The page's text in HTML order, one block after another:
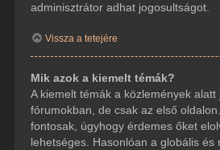
adminisztrátor adhat jogosultságot.
Vissza a tetejére
Mik azok a kiemelt témák?
A kiemelt témák a közlemények alatt
fórumokban, de csak az első
fontosak, úgyhogy érdemes őket
lehetséges. Hasonlóan a globális és